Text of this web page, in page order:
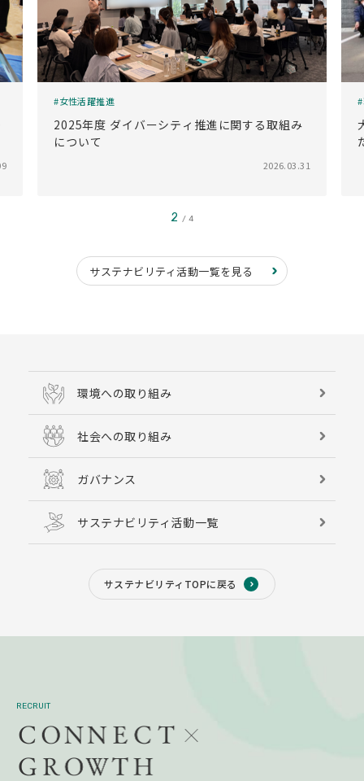
女性活躍推進
2025年度 ダイバーシティ推進に関する取組み
について
2026.03.31
2 4
サステナビリティ活動一覧を見る
環境への取り組み
社会への取り組み
ガバナンス
サステナビリティ活動一覧
サステナビリティTOPに戻る
RECRUIT